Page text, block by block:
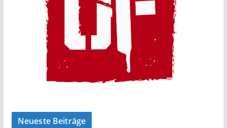
Neueste Beiträge